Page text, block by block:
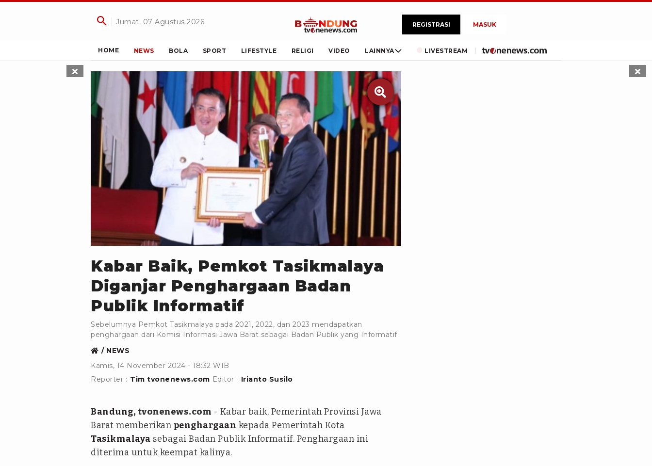
Jumat, 07 Agustus 2026 REGISTRASI MASUK
HOME NEWS BOLA SPORT LIFESTYLE RELIGI VIDEO LAINNYA LIVESTREAM

ANTARA
Kabar Baik, Pemkot Tasikmalaya
Diganjar Penghargaan Badan
Publik Informatif
Sebelumnya Pemkot Tasikmalaya pada 2021, 2022, dan 2023 mendapatkan
penghargaan dari Komisi Informasi Jawa Barat sebagai Badan Publik yang Informatif.
NEWS
Kamis, 14 November 2024 - 18:32 WIB
Reporter : Tim tvonenews.com Editor : Irianto Susilo
Bandung, tvonenews.com - Kabar baik, Pemerintah Provinsi Jawa
Barat memberikan penghargaan kepada Pemerintah Kota
Tasikmalaya sebagai Badan Publik Informatif. Penghargaan ini
diterima untuk keempat kalinya.